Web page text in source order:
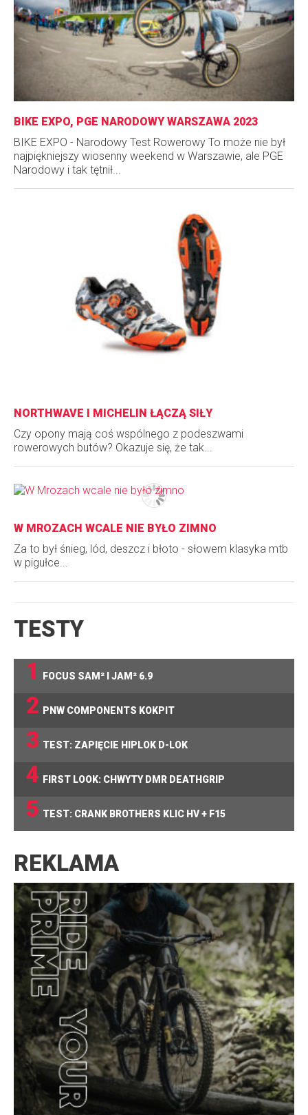
BIKE EXPO, PGE NARODOWY WARSZAWA 2023
BIKE EXPO - Narodowy Test Rowerowy To może nie był
najpiękniejszy wiosenny weekend w Warszawie, ale PGE
Narodowy i tak tętnił...
NORTHWAVE I MICHELIN ŁĄCZĄ SIŁY
Czy opony mają coś wspólnego z podeszwami
rowerowych butów? Okazuje się, że tak...
W MROZACH WCALE NIE BYŁO ZIMNO
Za to był śnieg, lód, deszcz i błoto - słowem klasyka mtb
w pigułce...
TESTY
1
FOCUS SAM² I JAM² 6.9
2 PNW COMPONENTS KOKPIT
3 TEST: ZAPIĘCIE HIPLOK D-LOK
4 FIRST LOOK: CHWYTY DMR DEATHGRIP
5 TEST: CRANK BROTHERS KLIC HV + F15
REKLAMA